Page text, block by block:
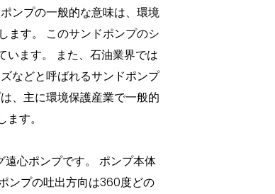
ンプの一般的な意味は、環境
ます。 このサンドポンプのシ
います。 また、石油業界では
などと呼ばれるサンドポンプ
、主に環境保護産業で一般的
す。
遠心ポンプです。 ポンプ本体
ンプの吐出方向は360度どの